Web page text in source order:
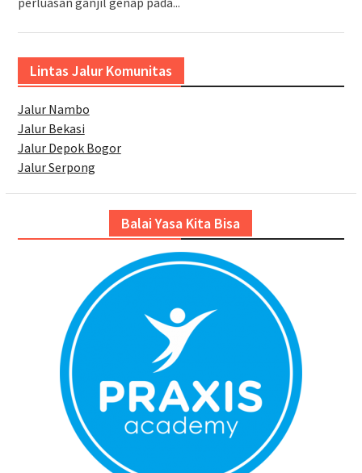
Lintas Jalur Komunitas
Jalur Nambo
Jalur Bekasi
Jalur Depok Bogor
Jalur Serpong
Balai Yasa Kita Bisa